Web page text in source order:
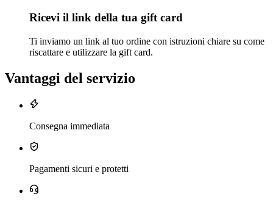
Ricevi il link della tua gift card
Ti inviamo un link al tuo ordine con istruzioni chiare su come
riscattare e utilizzare la gift card.
Vantaggi del servizio
Consegna immediata
Pagamenti sicuri e protetti